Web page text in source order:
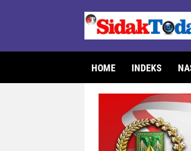
HOME INDEKS